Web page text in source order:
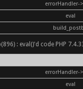
errorHandler-
eval
: eval()'d code PHP
errorHandler-
eval